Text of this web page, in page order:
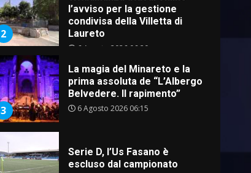
2
l’avviso per la gestione
condivisa della Villetta di
Laureto
6 Agosto 2026 06:20
3
La magia del Minareto e la
prima assoluta de “L’Albergo
Belvedere. Il rapimento”
6 Agosto 2026 06:15
Serie D, l’Us Fasano è
escluso dal campionato